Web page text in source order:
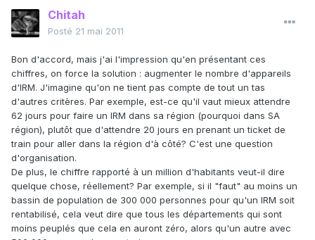
Chitah
Posté 21 mai 2011
Bon d'accord, mais j'ai l'impression qu'en présentant ces
chiffres, on force la solution : augmenter le nombre d'appareils
d'IRM. J'imagine qu'on ne tient pas compte de tout un tas
d'autres critères. Par exemple, est-ce qu'il vaut mieux attendre
62 jours pour faire un IRM dans sa région (pourquoi dans SA
région), plutôt que d'attendre 20 jours en prenant un ticket de
train pour aller dans la région d'à côté? C'est une question
d'organisation.
De plus, le chiffre rapporté à un million d'habitants veut-il dire
quelque chose, réellement? Par exemple, si il "faut" au moins un
bassin de population de 300 000 personnes pour qu'un IRM soit
rentabilisé, cela veut dire que tous les départements qui sont
moins peuplés que cela en auront zéro, alors qu'un autre avec